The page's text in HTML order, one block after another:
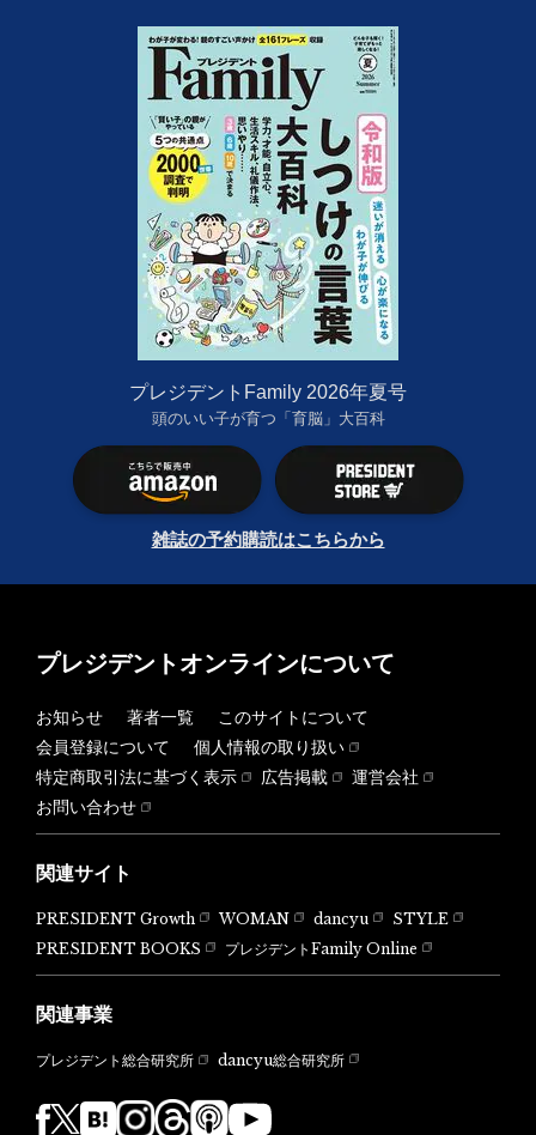
プレジデントFamily 2026年夏号
頭のいい子が育つ「育脳」大百科
雑誌の予約購読はこちらから
プレジデントオンラインについて
お知らせ 著者一覧
このサイトについて
会員登録について
個人情報の取り扱い
特定商取引法に基づく表示
広告掲載
運営会社
お問い合わせ
関連サイト
PRESIDENT Growth WOMAN dancyu
STYLE
PRESIDENT BOOKS
プレジデントFamily Online
関連事業
プレジデント総合研究所 dancyu総合研究所